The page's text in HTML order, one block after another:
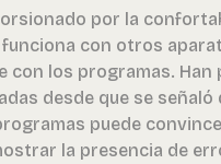
por la
funciona con otros
con los programas. Han
desde que se
puede
la presencia de